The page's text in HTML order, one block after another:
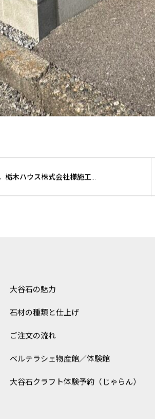
施工事例UPしました。栃木ハウス株式会社様施工 宇都宮市 嶋田屋酒店宮みらい店様
大谷石の魅力
石材の種類と仕上げ
ご注文の流れ
ベルテラシェ物産館／体験館
大谷石クラフト体験予約（じゃらん）